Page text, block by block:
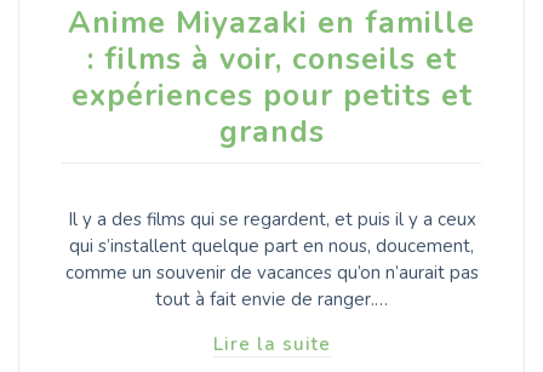
Anime Miyazaki en famille
: films à voir, conseils et
expériences pour petits et
grands
Il y a des films qui se regardent, et puis il y a ceux
qui s’installent quelque part en nous, doucement,
comme un souvenir de vacances qu’on n’aurait pas
tout à fait envie de ranger.…
Lire la suite